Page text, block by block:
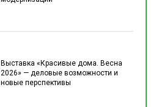
Выставка «Красивые дома. Весна
2026» — деловые возможности и
новые перспективы